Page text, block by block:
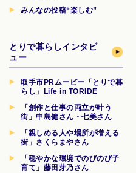
みんなの投稿“楽しむ”
とりで暮らしインタビ
ュー
取手市PRムービー「とりで暮
らし」Life in TORIDE
「創作と仕事の両立が叶う
街」中島健さん・七美さん
「親しめる人や場所が増える
街」さくらまやさん
「穏やかな環境でのびのび子
育て」藤田芽乃さん